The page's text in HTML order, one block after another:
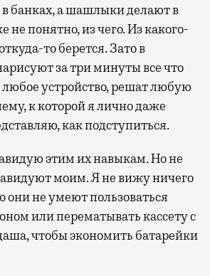
в банках, а шашлыки делают в
не понятно, из чего. Из какого-
то берется. Зато в
за три минуты все что
любое устройство, решат любую
к которой я лично даже
как подступиться.
этим их навыкам. Но не
моим. Я не вижу ничего
они не умеют пользоваться
или перематывать кассету с
чтобы экономить батарейки